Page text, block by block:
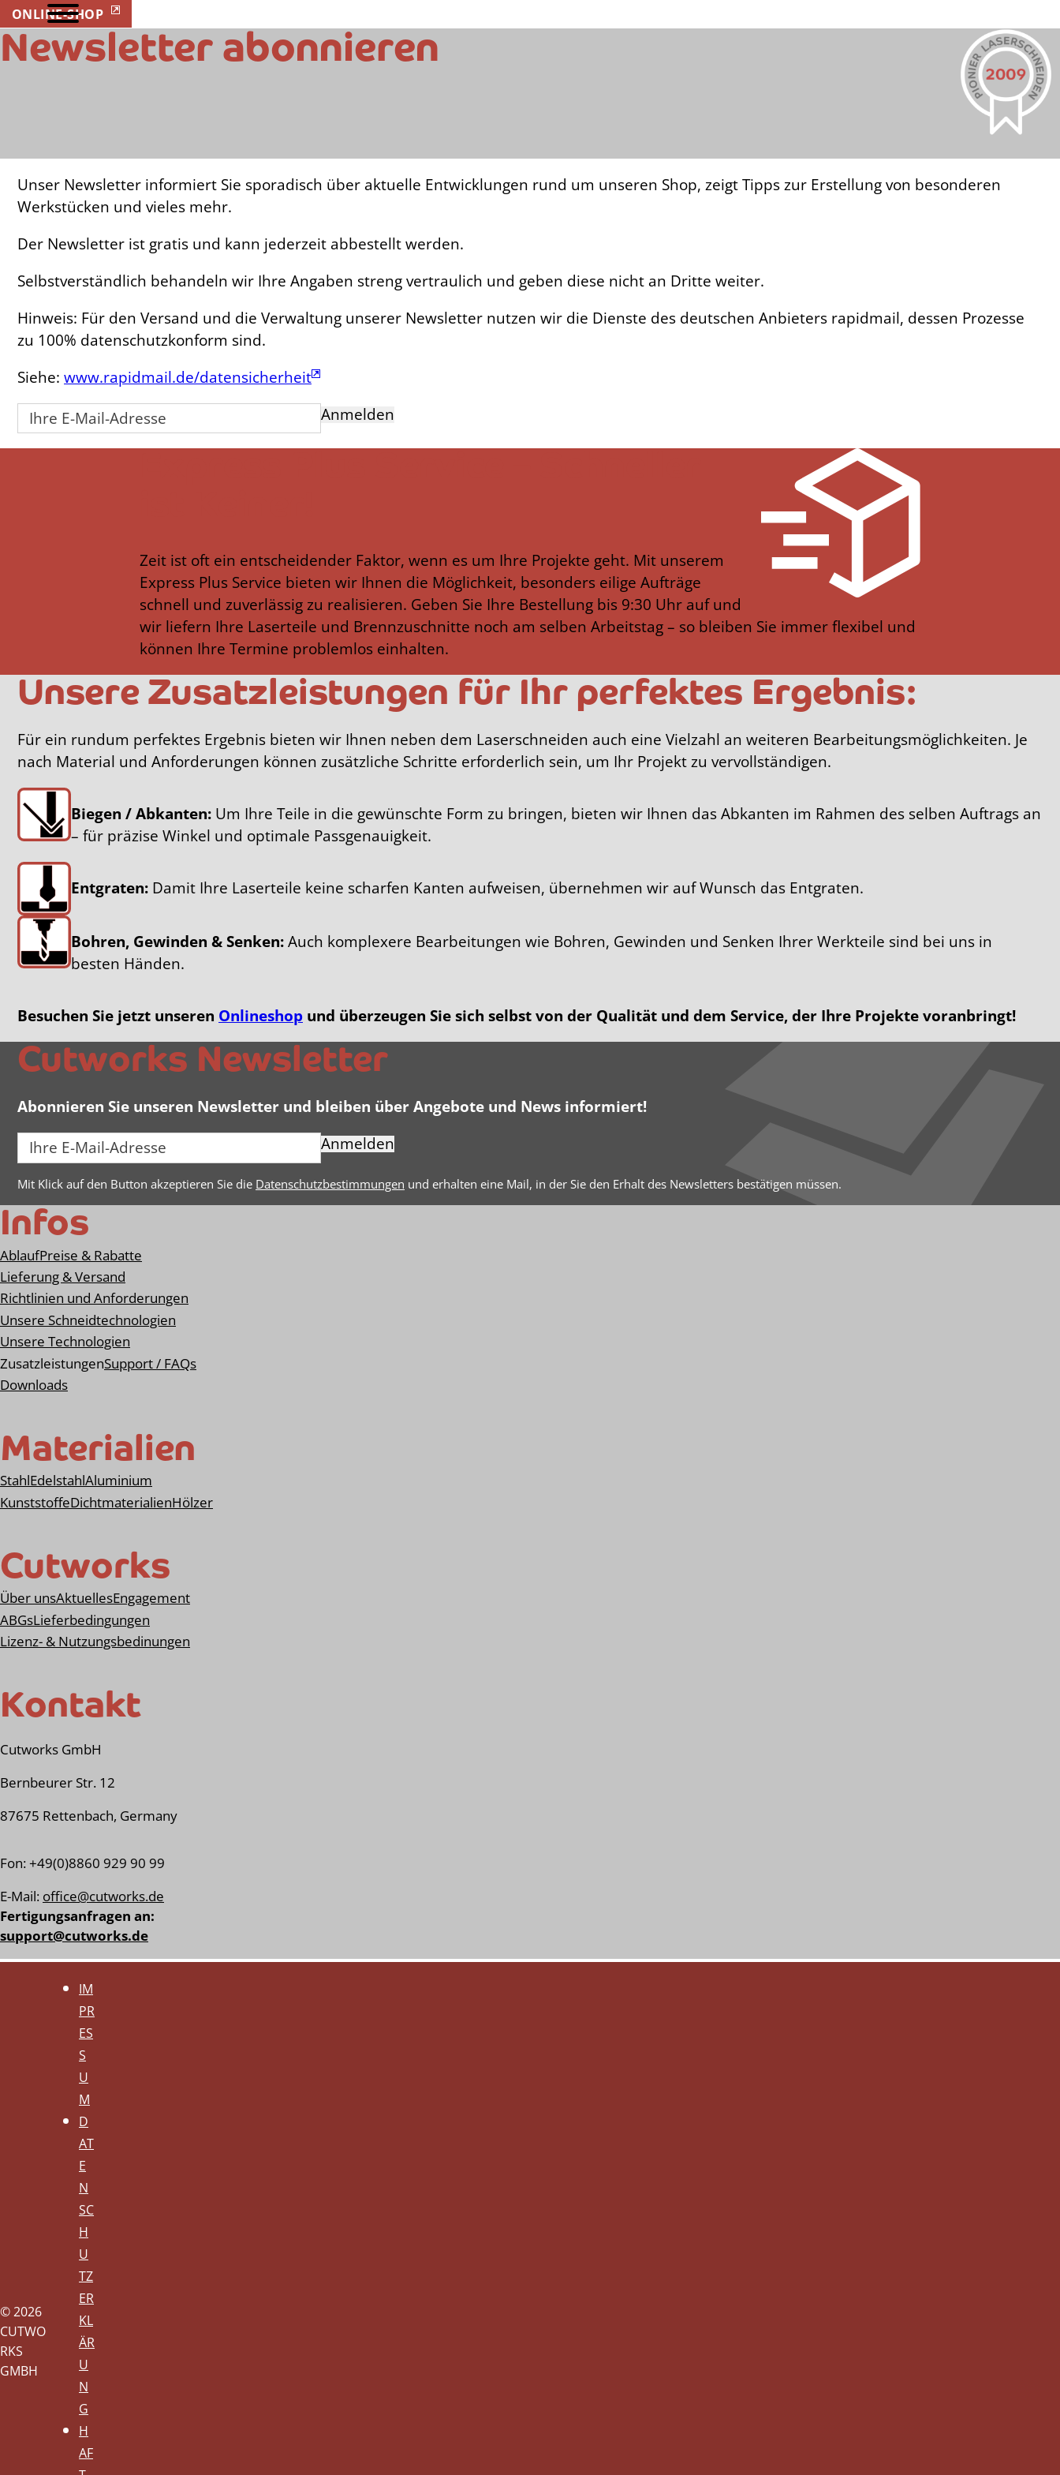
ONLINE-SHOP
Newsletter abonnieren
Unser Newsletter informiert Sie sporadisch über aktuelle Entwicklungen rund um unseren Shop, zeigt Tipps zur Erstellung von besonderen
Werkstücken und vieles mehr.
Der Newsletter ist gratis und kann jederzeit abbestellt werden.
Selbstverständlich behandeln wir Ihre Angaben streng vertraulich und geben diese nicht an Dritte weiter.
Hinweis: Für den Versand und die Verwaltung unserer Newsletter nutzen wir die Dienste des deutschen Anbieters rapidmail, dessen Prozesse
zu 100% datenschutzkonform sind.
Siehe: www.rapidmail.de/datensicherheit
Anmelden
Zeit ist oft ein entscheidender Faktor, wenn es um Ihre Projekte geht. Mit unserem
Express Plus Service bieten wir Ihnen die Möglichkeit, besonders eilige Aufträge
schnell und zuverlässig zu realisieren. Geben Sie Ihre Bestellung bis 9:30 Uhr auf und
wir liefern Ihre Laserteile und Brennzuschnitte noch am selben Arbeitstag – so bleiben Sie immer flexibel und
können Ihre Termine problemlos einhalten.
Unsere Zusatzleistungen für Ihr perfektes Ergebnis:
Für ein rundum perfektes Ergebnis bieten wir Ihnen neben dem Laserschneiden auch eine Vielzahl an weiteren Bearbeitungsmöglichkeiten. Je
nach Material und Anforderungen können zusätzliche Schritte erforderlich sein, um Ihr Projekt zu vervollständigen.
Biegen / Abkanten: Um Ihre Teile in die gewünschte Form zu bringen, bieten wir Ihnen das Abkanten im Rahmen des selben Auftrags an
– für präzise Winkel und optimale Passgenauigkeit.
Entgraten:Damit Ihre Laserteile keine scharfen Kanten aufweisen, übernehmen wir auf Wunsch das Entgraten.
Bohren, Gewinden & Senken:Auch komplexere Bearbeitungen wie Bohren, Gewinden und Senken Ihrer Werkteile sind bei uns in
besten Händen.
Besuchen Sie jetzt unseren Onlineshop und überzeugen Sie sich selbst von der Qualität und dem Service, der Ihre Projekte voranbringt!
Cutworks Newsletter
Abonnieren Sie unseren Newsletter und bleiben über Angebote und News informiert!
Anmelden
Mit Klick auf den Button akzeptieren Sie die Datenschutzbestimmungen und erhalten eine Mail, in der Sie den Erhalt des Newsletters bestätigen müssen.
Infos
AblaufPreise & Rabatte
Lieferung & Versand
Richtlinien und Anforderungen
Unsere Schneidtechnologien
Unsere Technologien
ZusatzleistungenSupport / FAQs
Downloads
Materialien
StahlEdelstahlAluminium
KunststoffeDichtmaterialienHölzer
Cutworks
Über unsAktuellesEngagement
ABGsLieferbedingungen
Lizenz- & Nutzungsbedinungen
Kontakt
Cutworks GmbH
Bernbeurer Str. 12
87675 Rettenbach, Germany
Fon: +49(0)8860 929 90 99
E-Mail: office@cutworks.de
Fertigungs­anfragen an:
support@cutworks.de
© 2026
CUTWO
RKS
GMBH
IM
PR
ES
S
U
M
D
AT
E
N
SC
H
U
TZ
ER
KL
ÄR
U
N
G
H
AF